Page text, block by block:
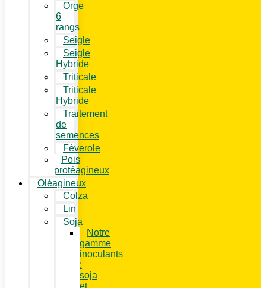
Orge
6
rangs
Seigle
Seigle
Hybride
Triticale
Triticale
Hybride
Traitement
de
semences
Féverole
Pois
protéagineux
Oléagineux
Colza
Lin
Soja
Notre
gamme
inoculants
:
soja
et